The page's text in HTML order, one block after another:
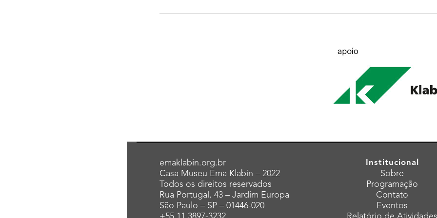
emaklabin.org.br
Casa Museu Ema Klabin – 2022
Todos os direitos reservados
Rua Portugal, 43 – Jardim Europa
São Paulo – SP – 01446-020
Institucional
Sobre
Programação
Contato
Eventos